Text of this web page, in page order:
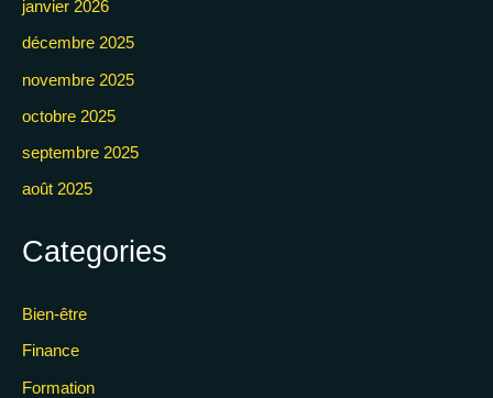
janvier 2026
décembre 2025
novembre 2025
octobre 2025
septembre 2025
août 2025
Categories
Bien-être
Finance
Formation